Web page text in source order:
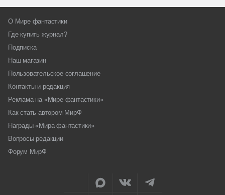
О Мире фантастики
Где купить журнал?
Подписка
Наш магазин
Пользовательское соглашение
Контакты и редакция
Реклама на «Мире фантастики»
Как стать автором МирФ
Награды «Мира фантастики»
Вопросы редакции
Форум МирФ